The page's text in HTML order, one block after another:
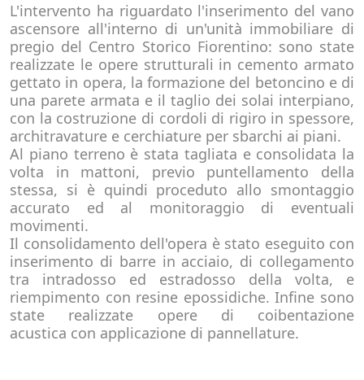
L'intervento ha riguardato l'inserimento del vano
ascensore all'interno di un'unità immobiliare di
pregio del Centro Storico Fiorentino: sono state
realizzate le opere strutturali in cemento armato
gettato in opera, la formazione del betoncino e di
una parete armata e il taglio dei solai interpiano,
con la costruzione di cordoli di rigiro in spessore,
architravature e cerchiature per sbarchi ai piani.
Al piano terreno è stata tagliata e consolidata la
volta in mattoni, previo puntellamento della
stessa, si è quindi proceduto allo smontaggio
accurato ed al monitoraggio di eventuali
movimenti.
Il consolidamento dell'opera è stato eseguito con
inserimento di barre in acciaio, di collegamento
tra intradosso ed estradosso della volta, e
riempimento con resine epossidiche. Infine sono
state realizzate opere di coibentazione
acustica con applicazione di pannellature.